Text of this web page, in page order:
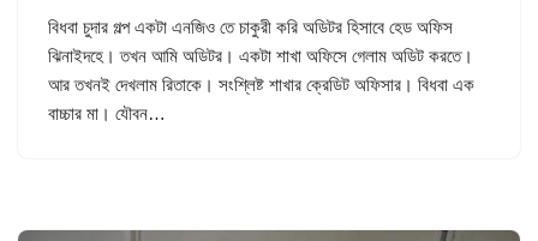
বিধবা চুদার গল্প একটা এনজিও তে চাকুরী করি অডিটর হিসাবে হেড অফিস
ঝিনাইদহে। তখন আমি অডিটর। একটা শাখা অফিসে গেলাম অডিট করতে।
আর তখনই দেখলাম রিতাকে। সংশ্লিষ্ট শাখার ক্রেডিট অফিসার। বিধবা এক
বাচ্চার মা। যৌবন…